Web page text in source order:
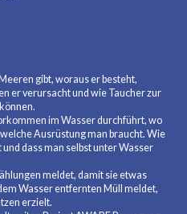
gibt, woraus er besteht,
er verursacht und wie Taucher zur
im Wasser durchführt, wo
Ausrüstung man braucht. Wie
dass man selbst unter Wasser
meldet, damit sie etwas
Wasser entfernten Müll meldet,
erzielt.